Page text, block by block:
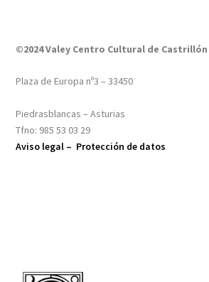
©2024 Valey Centro Cultural de Castrillón
Plaza de Europa nº3 – 33450
Piedrasblancas – Asturias
Tfno: 985 53 03 29
Aviso legal – Protección de datos